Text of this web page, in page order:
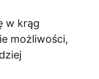
w krąg
możliwości,